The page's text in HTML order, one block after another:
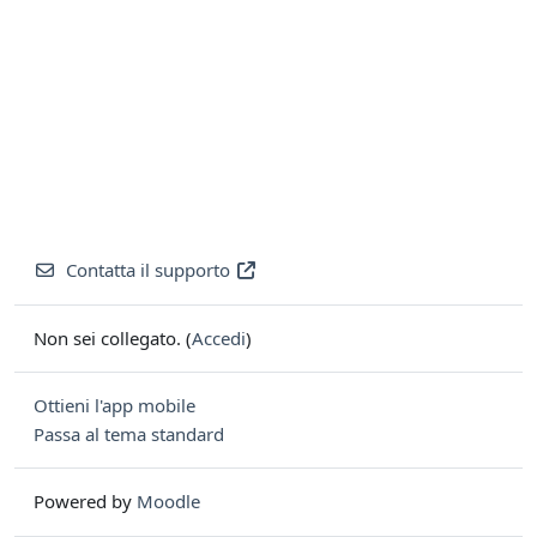
Contatta il supporto
Non sei collegato. (Accedi)
Ottieni l'app mobile
Passa al tema standard
Powered by Moodle